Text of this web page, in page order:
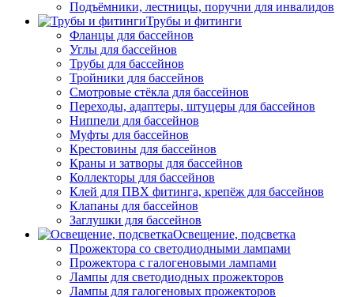
Подъёмники, лестницы, поручни для инвалидов
Трубы и фитинги
Фланцы для бассейнов
Углы для бассейнов
Трубы для бассейнов
Тройники для бассейнов
Смотровые стёкла для бассейнов
Переходы, адаптеры, штуцеры для бассейнов
Ниппели для бассейнов
Муфты для бассейнов
Крестовины для бассейнов
Краны и затворы для бассейнов
Коллекторы для бассейнов
Клей для ПВХ фитинга, крепёж для бассейнов
Клапаны для бассейнов
Заглушки для бассейнов
Освещение, подсветка
Прожектора со светодиодными лампами
Прожектора с галогеновыми лампами
Лампы для светодиодных прожекторов
Лампы для галогеновых прожекторов